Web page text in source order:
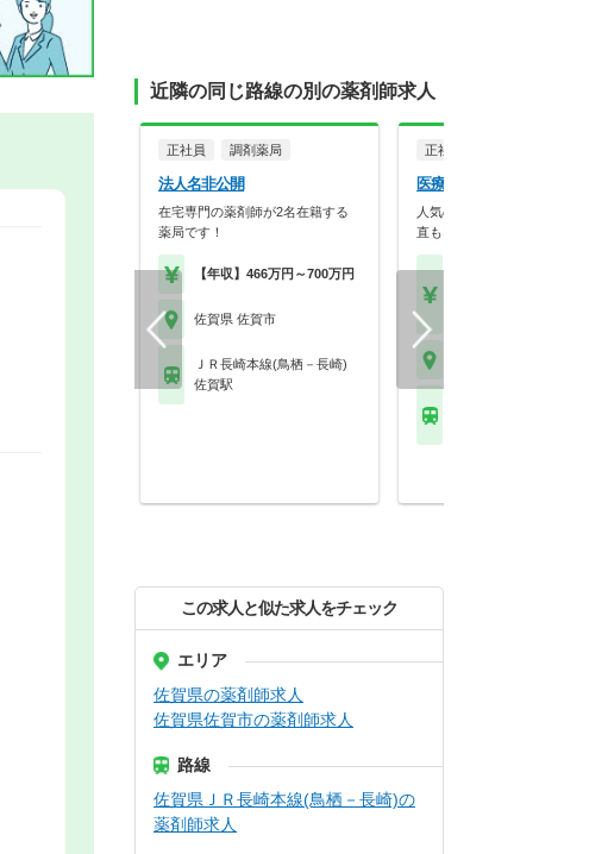
近隣の同じ路線の別の薬剤師求人
正社員 調剤薬局
法人名非公開
在宅専門の薬剤師が2名在籍する
薬局です！
【年収】466万円～700万円
佐賀県 佐賀市
ＪＲ長崎本線(鳥栖－長崎)
佐賀駅
正社員
医療法人春陽会
人気の高額年収求人です。
直もなくワークライフ…
この求人と似た求人をチェック
エリア
佐賀県の薬剤師求人
佐賀県佐賀市の薬剤師求人
路線
佐賀県ＪＲ長崎本線(鳥栖－長崎)の
薬剤師求人